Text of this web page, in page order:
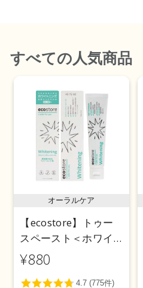
すべての人気商品
オーラルケア
【ecostore】トゥー
スペースト＜ホワイ
トニング＞ 100g
¥880